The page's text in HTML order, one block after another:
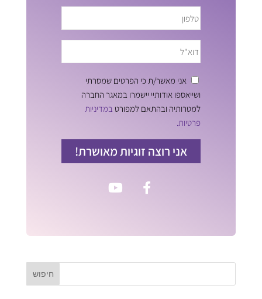
אני מאשר/ת כי הפרטים שמסרתי
ושייאספו אודותיי יישמרו במאגר החברה
למטרותיה ובהתאם למפורט במדיניות
פרטיות.
אני רוצה זוגיות מאושרת!